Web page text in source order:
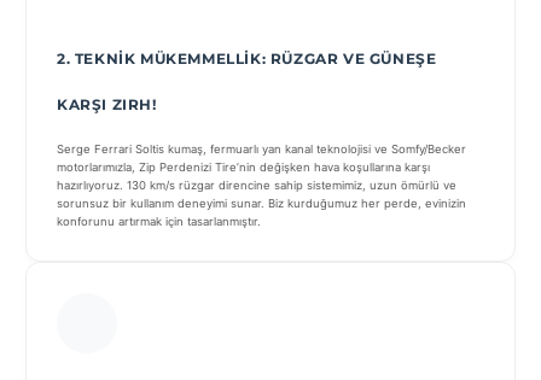
2. TEKNIK MÜKEMMELLIK: RÜZGAR VE GÜNEŞE
KARŞI ZIRH!
Serge Ferrari Soltis kumaş, fermuarlı yan kanal teknolojisi ve Somfy/Becker
motorlarımızla, Zip Perdenizi Tire’nin değişken hava koşullarına karşı
hazırlıyoruz. 130 km/s rüzgar direncine sahip sistemimiz, uzun ömürlü ve
sorunsuz bir kullanım deneyimi sunar. Biz kurduğumuz her perde, evinizin
konforunu artırmak için tasarlanmıştır.